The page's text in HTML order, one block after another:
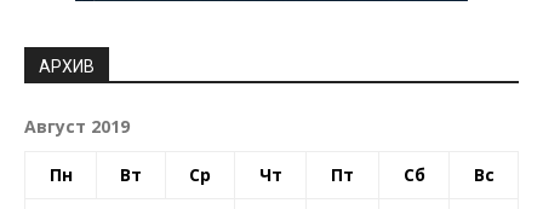
АРХИВ
Август 2019
Пн Вт Ср Чт Пт Сб Вс